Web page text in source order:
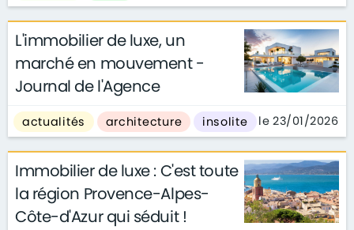
L'immobilier de luxe, un
marché en mouvement -
Journal de l'Agence
actualités architecture insolite le 23/01/2026
Immobilier de luxe : C'est toute
la région Provence-Alpes-
Côte-d'Azur qui séduit !